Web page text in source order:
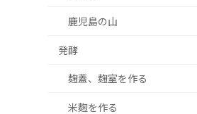
鹿児島の山
発酵
麹蓋、麹室を作る
米麴を作る